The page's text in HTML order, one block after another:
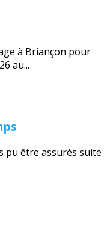
à Briançon pour
au...
pu être assurés suite